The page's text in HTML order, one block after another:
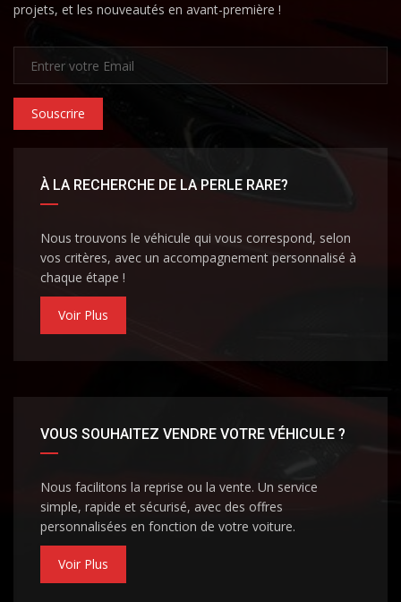
projets, et les nouveautés en avant-première !
Souscrire
À LA RECHERCHE DE LA PERLE RARE?
Nous trouvons le véhicule qui vous correspond, selon
vos critères, avec un accompagnement personnalisé à
chaque étape !
Voir Plus
VOUS SOUHAITEZ VENDRE VOTRE VÉHICULE ?
Nous facilitons la reprise ou la vente. Un service
simple, rapide et sécurisé, avec des offres
personnalisées en fonction de votre voiture.
Voir Plus